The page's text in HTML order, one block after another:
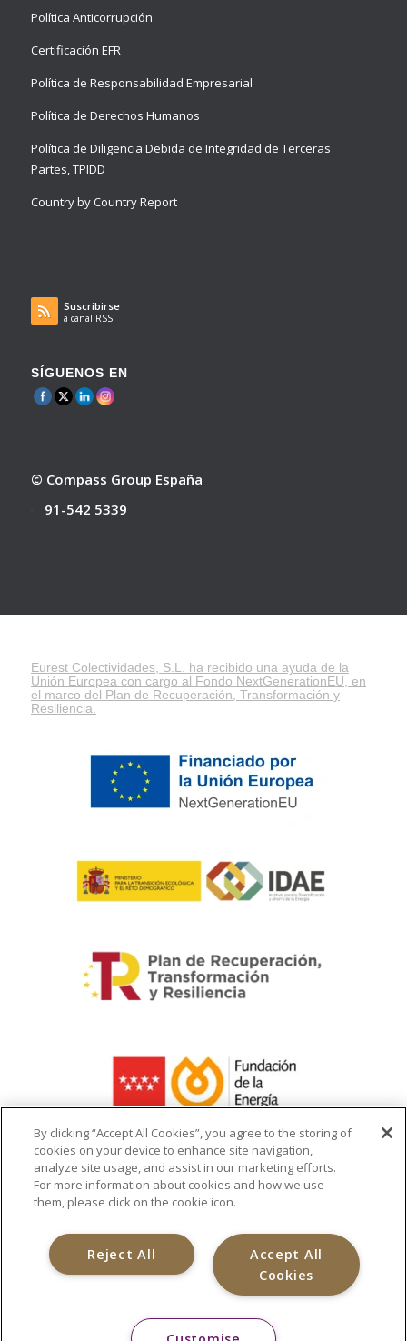
Política Anticorrupción
Certificación EFR
Política de Responsabilidad Empresarial
Política de Derechos Humanos
Política de Diligencia Debida de Integridad de Terceras
Partes, TPIDD
Country by Country Report
Suscribirse
a canal RSS
SÍGUENOS EN
© Compass Group España
91-542 5339
Eurest Colectividades, S.L. ha recibido una ayuda de la
Unión Europea con cargo al Fondo NextGenerationEU, en
el marco del Plan de Recuperación, Transformación y
Resiliencia.
La ayuda recibida se destina a la
infraestructura del cargador de vehículo
By clicking “Accept All Cookies”, you agree to the storing of
cookies on your device to enhance site navigation,
analyze site usage, and assist in our marketing efforts.
For more information about cookies and how we use
them, please click on the cookie icon.
Accept All
Cookies
Reject All